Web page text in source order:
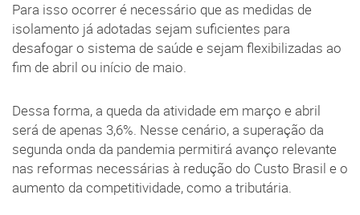
Para isso ocorrer é necessário que as medidas de
isolamento já adotadas sejam suficientes para
desafogar o sistema de saúde e sejam flexibilizadas ao
fim de abril ou início de maio.
Dessa forma, a queda da atividade em março e abril
será de apenas 3,6%. Nesse cenário, a superação da
segunda onda da pandemia permitirá avanço relevante
nas reformas necessárias à redução do Custo Brasil e o
aumento da competitividade, como a tributária.